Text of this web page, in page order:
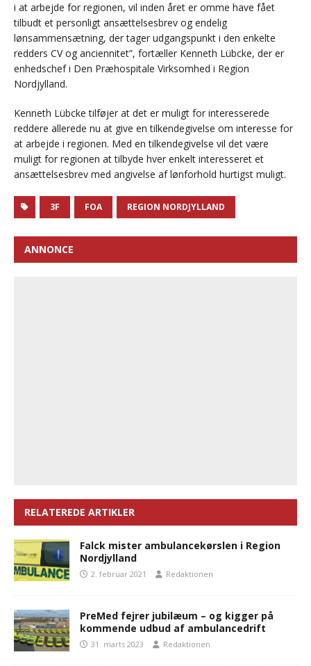
i at arbejde for regionen, vil inden året er omme have fået
tilbudt et personligt ansættelsesbrev og endelig
lønsammensætning, der tager udgangspunkt i den enkelte
redders CV og anciennitet”, fortæller Kenneth Lübcke, der er
enhedschef i Den Præhospitale Virksomhed i Region
Nordjylland.
Kenneth Lübcke tilføjer at det er muligt for interesserede
reddere allerede nu at give en tilkendegivelse om interesse for
at arbejde i regionen. Med en tilkendegivelse vil det være
muligt for regionen at tilbyde hver enkelt interesseret et
ansættelsesbrev med angivelse af lønforhold hurtigst muligt.
3F FOA REGION NORDJYLLAND
ANNONCE
RELATEREDE ARTIKLER
Falck mister ambulancekørslen i Region
Nordjylland
2. februar 2021 Redaktionen
PreMed fejrer jubilæum – og kigger på
kommende udbud af ambulancedrift
31. marts 2023 Redaktionen